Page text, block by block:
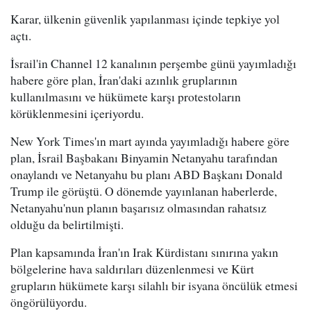
Karar, ülkenin güvenlik yapılanması içinde tepkiye yol
açtı.
İsrail'in Channel 12 kanalının perşembe günü yayımladığı
habere göre plan, İran'daki azınlık gruplarının
kullanılmasını ve hükümete karşı protestoların
körüklenmesini içeriyordu.
New York Times'ın mart ayında yayımladığı habere göre
plan, İsrail Başbakanı Binyamin Netanyahu tarafından
onaylandı ve Netanyahu bu planı ABD Başkanı Donald
Trump ile görüştü. O dönemde yayınlanan haberlerde,
Netanyahu'nun planın başarısız olmasından rahatsız
olduğu da belirtilmişti.
Plan kapsamında İran'ın Irak Kürdistanı sınırına yakın
bölgelerine hava saldırıları düzenlenmesi ve Kürt
grupların hükümete karşı silahlı bir isyana öncülük etmesi
öngörülüyordu.